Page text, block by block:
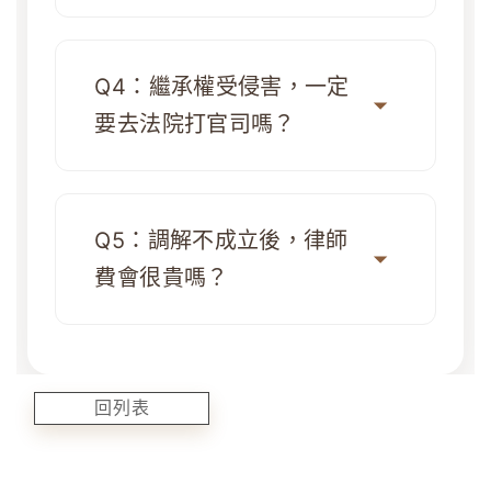
Q4：繼承權受侵害，一定
要去法院打官司嗎？
Q5：調解不成立後，律師
費會很貴嗎？
回列表